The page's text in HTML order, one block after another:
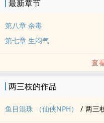
宁如，卫鸣。戚子涧，秦朔，
主要是写来搞黄的，但是有的时
作者自割腿肉 个人口味奇特 非
转攻等等情节 大雷会有章前预警
保证不会坑，一定会写完的
先这样，想到什幺再说
最新章节
第八章 余毒
第七章 生闷气
查
两三枝的作品
鱼目混珠 （仙侠NPH） / 两三